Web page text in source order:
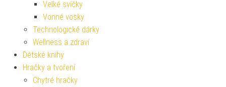
Velké svíčky
Vonné vosky
Technologické dárky
Wellness a zdraví
Dětské knihy
Hračky a tvoření
Chytré hračky